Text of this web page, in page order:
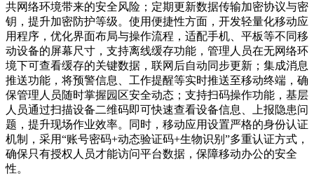
共网络环境带来的安全风险；定期更新数据传输加密协议与密
钥，提升加密防护等级。使用便捷性方面，开发轻量化移动应
用程序，优化界面布局与操作流程，适配手机、平板等不同移
动设备的屏幕尺寸，支持离线缓存功能，管理人员在无网络环
境下可查看缓存的关键数据，联网后自动同步更新；集成消息
推送功能，将预警信息、工作提醒等实时推送至移动终端，确
保管理人员随时掌握园区安全动态；支持扫码操作功能，基层
人员通过扫描设备二维码即可快速查看设备信息、上报隐患问
题，提升现场作业效率。同时，移动应用设置严格的身份认证
机制，采用“账号密码+动态验证码+生物识别”多重认证方式，
确保只有授权人员才能访问平台数据，保障移动办公的安全
性。